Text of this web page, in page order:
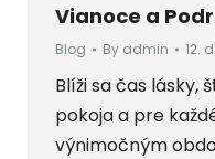
Vianoce a
Blog By admin 12.
Blíži sa čas lásky,
pokoja a pre
výnimočným